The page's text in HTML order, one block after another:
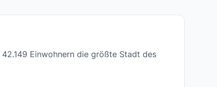
Einwohnern die größte Stadt des